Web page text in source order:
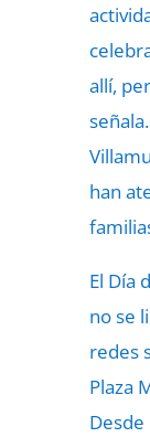
allí,
han
El Día
no se
redes
Plaza
Desde